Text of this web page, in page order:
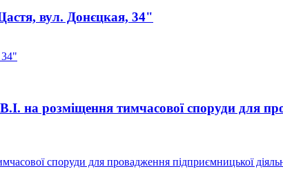
вул. Донєцкая, 34"
на розміщення тимчасової споруди для
споруди для провадження підприємницької